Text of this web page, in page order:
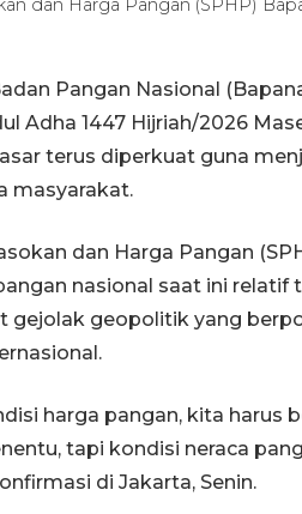
dan Harga Pangan (SPHP)
Pangan Nasional
Adha 1447 Hijriah/2026
terus diperkuat guna
masyarakat.
dan Harga Pangan
nasional saat ini
gejolak geopolitik yang
harga pangan, kita harus
tapi kondisi neraca
di Jakarta, Senin.